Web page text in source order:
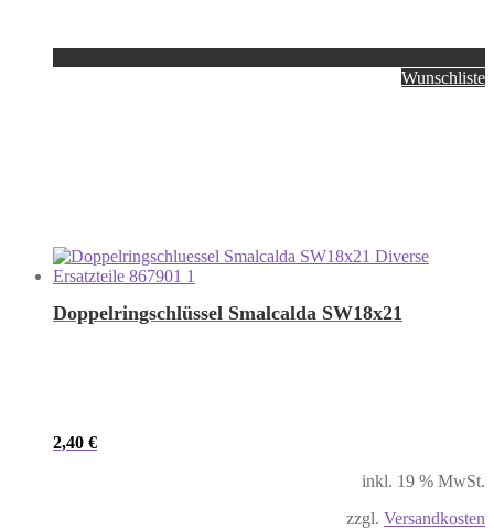
Wunschliste
Doppelringschlüssel Smalcalda SW18x21
2,40 €
inkl. 19 % MwSt.
zzgl. Versandkosten